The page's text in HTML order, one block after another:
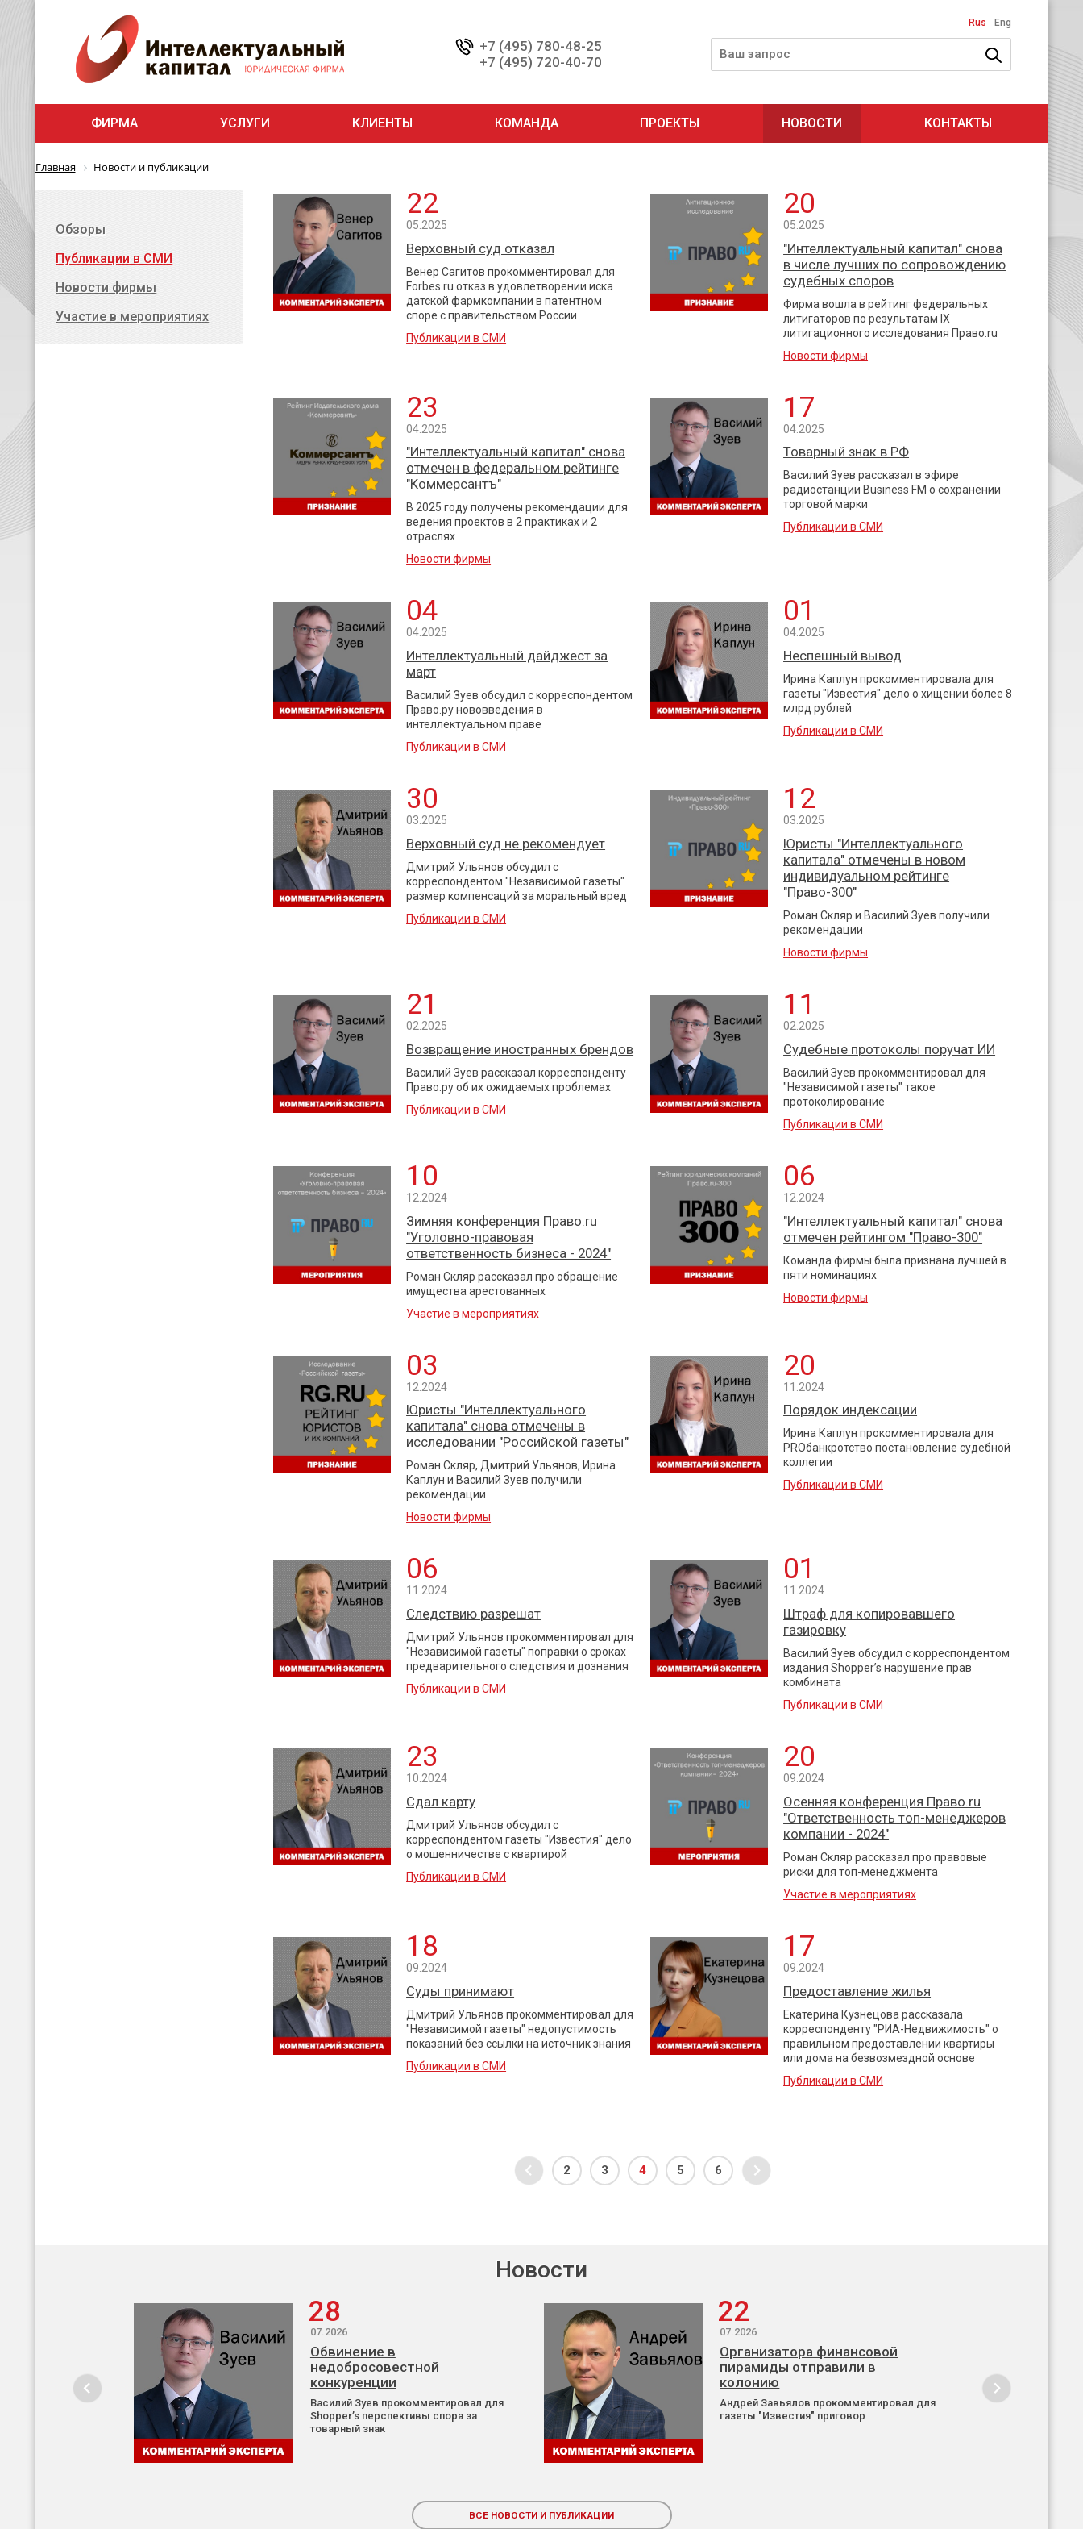
+7 (495) 780-48-25
+7 (495) 720-40-70
Rus Eng
ФИРМА УСЛУГИ КЛИЕНТЫ КОМАНДА ПРОЕКТЫ НОВОСТИ КОНТАКТЫ
Главная Новости и публикации
22
05.2025
Верховный суд отказал
Венер Сагитов прокомментировал для
Forbes.ru отказ в удовлетворении иска
датской фармкомпании в патентном
споре с правительством России
Публикации в СМИ
20
05.2025
"Интеллектуальный капитал" снова
в числе лучших по сопровождению
судебных споров
Фирма вошла в рейтинг федеральных
литигаторов по результатам IX
литигационного исследования Право.ru
Новости фирмы
23
04.2025
"Интеллектуальный капитал" снова
отмечен в федеральном рейтинге
"Коммерсантъ"
В 2025 году получены рекомендации для
ведения проектов в 2 практиках и 2
отраслях
Новости фирмы
17
04.2025
Товарный знак в РФ
Василий Зуев рассказал в эфире
радиостанции Business FM о сохранении
торговой марки
Публикации в СМИ
04
04.2025
Интеллектуальный дайджест за
март
Василий Зуев обсудил с корреспондентом
Право.ру нововведения в
интеллектуальном праве
Публикации в СМИ
01
04.2025
Неспешный вывод
Ирина Каплун прокомментировала для
газеты "Известия" дело о хищении более 8
млрд рублей
Публикации в СМИ
30
03.2025
Верховный суд не рекомендует
Дмитрий Ульянов обсудил с
корреспондентом "Независимой газеты"
размер компенсаций за моральный вред
Публикации в СМИ
12
03.2025
Юристы "Интеллектуального
капитала" отмечены в новом
индивидуальном рейтинге
"Право-300"
Роман Скляр и Василий Зуев получили
рекомендации
Новости фирмы
21
02.2025
Возвращение иностранных брендов
Василий Зуев рассказал корреспонденту
Право.ру об их ожидаемых проблемах
Публикации в СМИ
11
02.2025
Судебные протоколы поручат ИИ
Василий Зуев прокомментировал для
"Независимой газеты" такое
протоколирование
Публикации в СМИ
10
12.2024
Зимняя конференция Право.ru
"Уголовно-правовая
ответственность бизнеса - 2024"
Роман Скляр рассказал про обращение
имущества арестованных
Участие в мероприятиях
06
12.2024
"Интеллектуальный капитал" снова
отмечен рейтингом "Право-300"
Команда фирмы была признана лучшей в
пяти номинациях
Новости фирмы
03
12.2024
Юристы "Интеллектуального
капитала" снова отмечены в
исследовании "Российской газеты"
Роман Скляр, Дмитрий Ульянов, Ирина
Каплун и Василий Зуев получили
рекомендации
Новости фирмы
20
11.2024
Порядок индексации
Ирина Каплун прокомментировала для
PROбанкротство постановление судебной
коллегии
Публикации в СМИ
06
11.2024
Следствию разрешат
Дмитрий Ульянов прокомментировал для
"Независимой газеты" поправки о сроках
предварительного следствия и дознания
Публикации в СМИ
01
11.2024
Штраф для копировавшего
газировку
Василий Зуев обсудил с корреспондентом
издания Shopper’s нарушение прав
комбината
Публикации в СМИ
23
10.2024
Сдал карту
Дмитрий Ульянов обсудил с
корреспондентом газеты "Известия" дело
о мошенничестве с квартирой
Публикации в СМИ
20
09.2024
Осенняя конференция Право.ru
"Ответственность топ-менеджеров
компании - 2024"
Роман Скляр рассказал про правовые
риски для топ-менеджмента
Участие в мероприятиях
18
09.2024
Суды принимают
Дмитрий Ульянов прокомментировал для
"Независимой газеты" недопустимость
показаний без ссылки на источник знания
Публикации в СМИ
17
09.2024
Предоставление жилья
Екатерина Кузнецова рассказала
корреспонденту "РИА-Недвижимость" о
правильном предоставлении квартиры
или дома на безвозмездной основе
Публикации в СМИ
2 3 4 5 6
Обзоры
Публикации в СМИ
Новости фирмы
Участие в мероприятиях
Новости
28
07.2026
Обвинение в
недобросовестной
конкуренции
Василий Зуев прокомментировал для
Shopper’s перспективы спора за
товарный знак
22
07.2026
Организатора финансовой
пирамиды отправили в
колонию
Андрей Завьялов прокомментировал для
газеты "Известия" приговор
ВСЕ НОВОСТИ И ПУБЛИКАЦИИ